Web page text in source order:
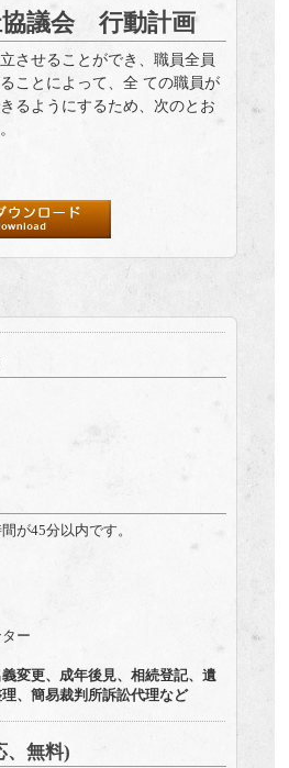
協議会 行動計画
させることができ、職員全員
ことによって、全 ての職員が
るようにするため、次のとお
が45分以内です。
ー
変更、成年後見、相続登記、遺
、簡易裁判所訴訟代理など
、無料)